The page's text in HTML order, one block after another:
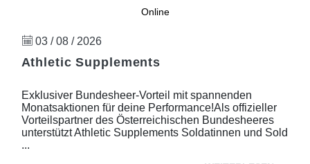
Online
03 / 08 / 2026
Athletic Supplements
Exklusiver Bundesheer-Vorteil mit spannenden
Monatsaktionen für deine Performance!Als offizieller
Vorteilspartner des Österreichischen Bundesheeres
unterstützt Athletic Supplements Soldatinnen und Sold
...